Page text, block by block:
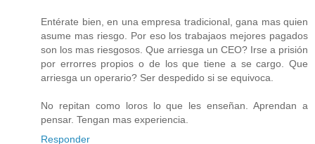
Entérate bien, en una empresa tradicional, gana mas quien
asume mas riesgo. Por eso los trabajaos mejores pagados
son los mas riesgosos. Que arriesga un CEO? Irse a prisión
por errorres propios o de los que tiene a se cargo. Que
arriesga un operario? Ser despedido si se equivoca.
No repitan como loros lo que les enseñan. Aprendan a
pensar. Tengan mas experiencia.
Responder